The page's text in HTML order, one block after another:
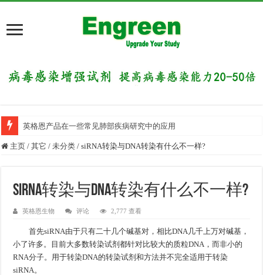
英格恩产品在一些常见肺部疾病研究中的应用
主页 / 其它 / 未分类 / siRNA转染与DNA转染有什么不一样?
siRNA转染与DNA转染有什么不一样?
英格恩生物 评论 2,777 查看
首先siRNA由于只有二十几个碱基对，相比DNA 几千上万对碱基，
小了许多。目前大多数转染试剂都针对比较大的质粒DNA ，而非小的
RNA分子。用于转染DNA的转染试剂和方法并不完全适用于转染
siRNA 。